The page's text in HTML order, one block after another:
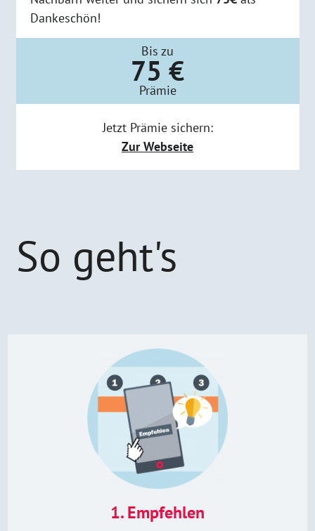
Dankeschön!
Bis zu
75 €
Prämie
Jetzt Prämie sichern:
Zur Webseite
So geht's
1. Empfehlen